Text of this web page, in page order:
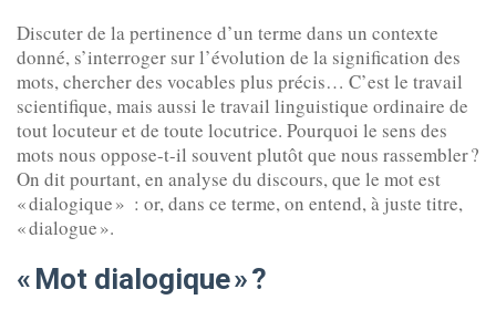
Discuter de la pertinence d’un terme dans un contexte
donné, s’interroger sur l’évolution de la signification des
mots, chercher des vocables plus précis… C’est le travail
scientifique, mais aussi le travail linguistique ordinaire de
tout locuteur et de toute locutrice. Pourquoi le sens des
mots nous oppose-t-il souvent plutôt que nous rassembler ?
On dit pourtant, en analyse du discours, que le mot est
« dialogique » : or, dans ce terme, on entend, à juste titre,
« dialogue ».
« Mot dialogique»?